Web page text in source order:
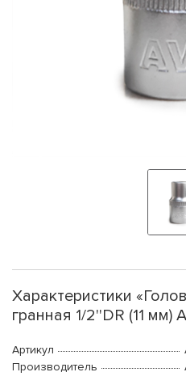
Характеристики
гранная 1/2''DR (11 мм)
Артикул
Производитель